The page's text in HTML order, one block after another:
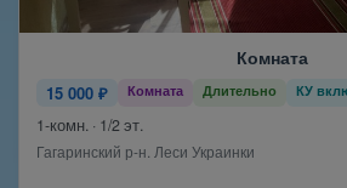
Комната
15 000 ₽ Комната Длительно КУ
1-комн. · 1/2 эт.
Гагаринский р-н. Леси Украинки